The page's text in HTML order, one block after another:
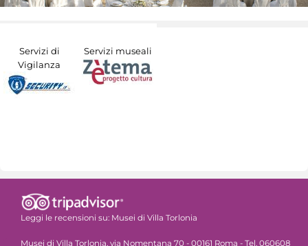
Servizi di
Vigilanza
Servizi museali
Leggi le recensioni su: Musei di Villa Torlonia
Musei di Villa Torlonia, via Nomentana 70 - 00161 Roma - Tel. 060608